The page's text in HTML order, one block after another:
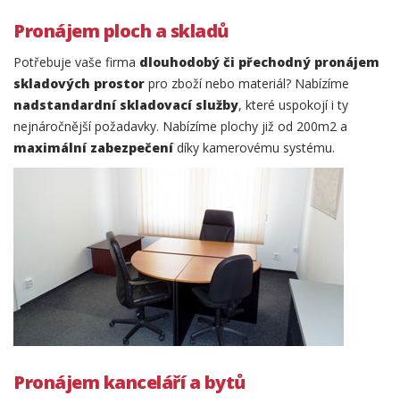
Pronájem ploch a skladů
Potřebuje vaše firma dlouhodobý či přechodný pronájem
skladových prostor pro zboží nebo materiál? Nabízíme
nadstandardní skladovací služby, které uspokojí i ty
nejnáročnější požadavky. Nabízíme plochy již od 200m2 a
maximální zabezpečenídíky kamerovému systému.
Pronájem kanceláří a bytů